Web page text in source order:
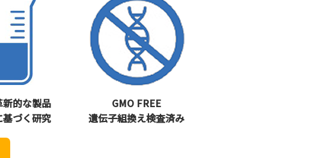
的な製品
づく研究
GMO FREE
遺伝子組換え検査済み